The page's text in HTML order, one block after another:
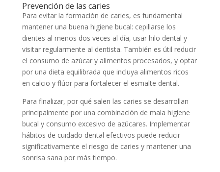
Prevención de las caries
Para evitar la formación de caries, es fundamental
mantener una buena higiene bucal: cepillarse los
dientes al menos dos veces al día, usar hilo dental y
visitar regularmente al dentista. También es útil reducir
el consumo de azúcar y alimentos procesados, y optar
por una dieta equilibrada que incluya alimentos ricos
en calcio y flúor para fortalecer el esmalte dental.
Para finalizar, por qué salen las caries se desarrollan
principalmente por una combinación de mala higiene
bucal y consumo excesivo de azúcares. Implementar
hábitos de cuidado dental efectivos puede reducir
significativamente el riesgo de caries y mantener una
sonrisa sana por más tiempo.